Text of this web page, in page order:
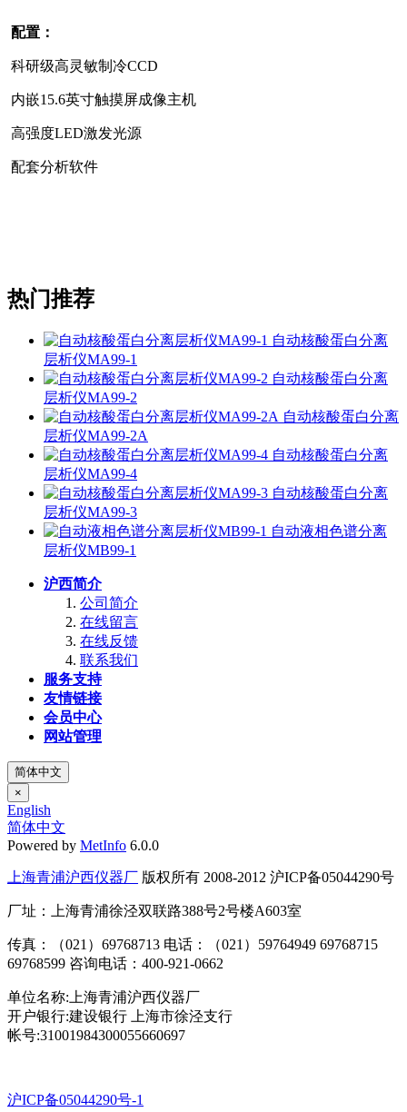
配置：
科研级高灵敏制冷CCD
内嵌15.6英寸触摸屏成像主机
高强度LED激发光源
配套分析软件
热门推荐
自动核酸蛋白分离
层析仪MA99-1
自动核酸蛋白分离
层析仪MA99-2
自动核酸蛋白分离
层析仪MA99-2A
自动核酸蛋白分离
层析仪MA99-4
自动核酸蛋白分离
层析仪MA99-3
自动液相色谱分离
层析仪MB99-1
沪西简介
公司简介
在线留言
在线反馈
联系我们
服务支持
友情链接
会员中心
网站管理
简体中文
×
English
简体中文
Powered by MetInfo 6.0.0
上海青浦沪西仪器厂 版权所有 2008-2012 沪ICP备05044290号
厂址：上海青浦徐泾双联路388号2号楼A603室
传真：（021）69768713 电话：（021）59764949 69768715
69768599 咨询电话：400-921-0662
单位名称:上海青浦沪西仪器厂
开户银行:建设银行 上海市徐泾支行
帐号:31001984300055660697
沪ICP备05044290号-1